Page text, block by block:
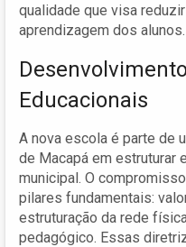
qualidade que visa
aprendizagem dos alunos.
Educacionais
A nova escola é parte de
de Macapá em estruturar
municipal. O
pilares fundamentais:
estruturação da rede
pedagógico. Essas